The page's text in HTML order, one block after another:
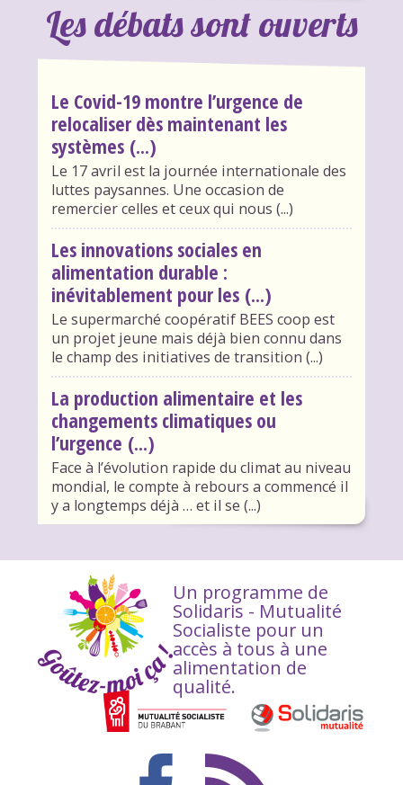
Les débats sont ouverts
Le Covid-19 montre l’urgence de
relocaliser dès maintenant les
systèmes (...)
Le 17 avril est la journée internationale des
luttes paysannes. Une occasion de
remercier celles et ceux qui nous (...)
Les innovations sociales en
alimentation durable :
inévitablement pour les (...)
Le supermarché coopératif BEES coop est
un projet jeune mais déjà bien connu dans
le champ des initiatives de transition (...)
La production alimentaire et les
changements climatiques ou
l’urgence (...)
Face à l’évolution rapide du climat au niveau
mondial, le compte à rebours a commencé il
y a longtemps déjà … et il se (...)
Un programme de
Solidaris - Mutualité
Socialiste pour un
accès à tous à une
alimentation de
qualité.